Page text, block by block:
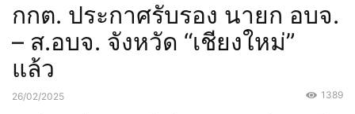
กกต. ประกาศรับรอง นายก อบจ.
– ส.อบจ. จังหวัด “เชียงใหม่”
แล้ว
26/02/2025 1389